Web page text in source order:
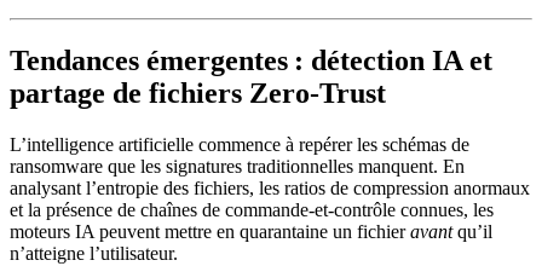
Tendances émergentes : détection IA et
partage de fichiers Zero‑Trust
L’intelligence artificielle commence à repérer les schémas de
ransomware que les signatures traditionnelles manquent. En
analysant l’entropie des fichiers, les ratios de compression anormaux
et la présence de chaînes de commande‑et‑contrôle connues, les
moteurs IA peuvent mettre en quarantaine un fichieravantqu’il
n’atteigne l’utilisateur.